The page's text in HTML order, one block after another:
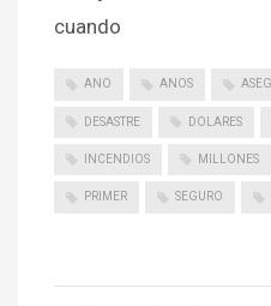
cuando
ANO ANOS
DESASTRE DOLARES
INCENDIOS MILLONES
PRIMER SEGURO